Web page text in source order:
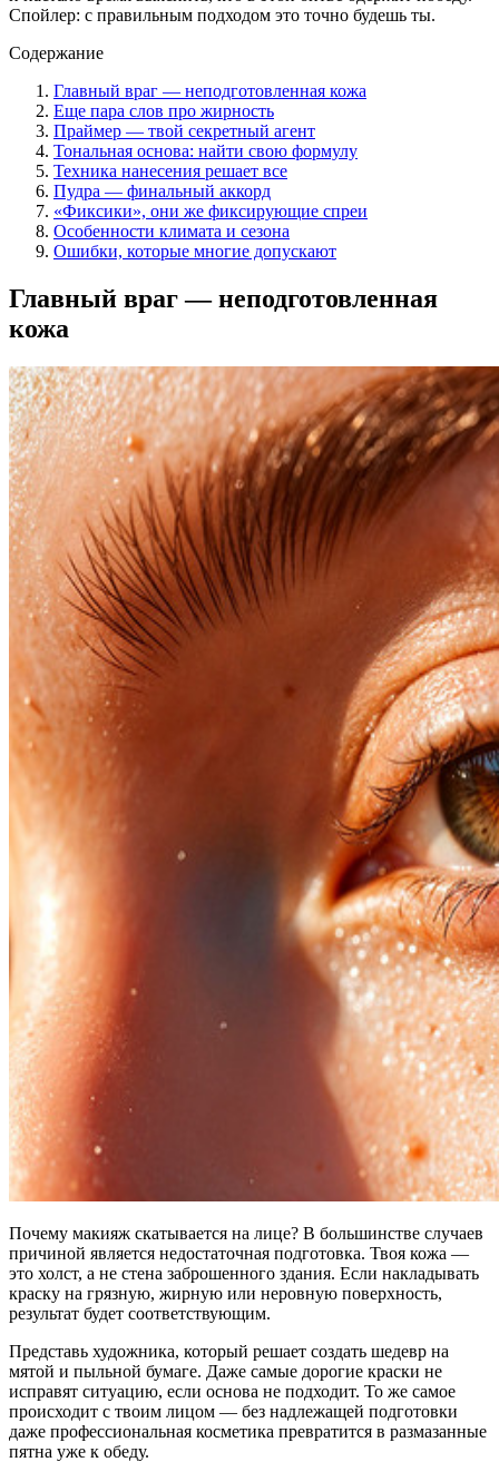
Спойлер: с правильным подходом это точно будешь ты.
Содержание
Главный враг — неподготовленная кожа
Еще пара слов про жирность
Праймер — твой секретный агент
Тональная основа: найти свою формулу
Техника нанесения решает все
Пудра — финальный аккорд
«Фиксики», они же фиксирующие спреи
Особенности климата и сезона
Ошибки, которые многие допускают
Главный враг — неподготовленная
кожа
Почему макияж скатывается на лице? В большинстве случаев
причиной является недостаточная подготовка. Твоя кожа —
это холст, а не стена заброшенного здания. Если накладывать
краску на грязную, жирную или неровную поверхность,
результат будет соответствующим.
Представь художника, который решает создать шедевр на
мятой и пыльной бумаге. Даже самые дорогие краски не
исправят ситуацию, если основа не подходит. То же самое
происходит с твоим лицом — без надлежащей подготовки
даже профессиональная косметика превратится в размазанные
пятна уже к обеду.